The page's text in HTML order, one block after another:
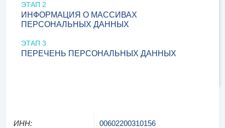
ЭТАП 2
ИНФОРМАЦИЯ О МАССИВАХ
ПЕРСОНАЛЬНЫХ ДАННЫХ
ЭТАП 3
ПЕРЕЧЕНЬ ПЕРСОНАЛЬНЫХ ДАННЫХ
ИНН: 00602200310156